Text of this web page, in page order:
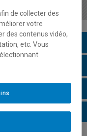
de collecter des
votre
des contenus vidéo,
etc. Vous